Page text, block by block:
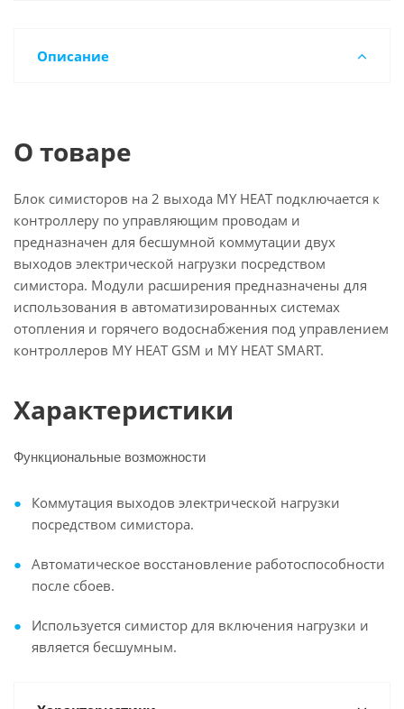
Описание
О товаре
Блок симисторов на 2 выхода MY HEAT подключается к
контроллеру по управляющим проводам и
предназначен для бесшумной коммутации двух
выходов электрической нагрузки посредством
симистора. Модули расширения предназначены для
использования в автоматизированных системах
отопления и горячего водоснабжения под управлением
контроллеров MY HEAT GSM и MY HEAT SMART.
Характеристики
Функциональные возможности
Коммутация выходов электрической нагрузки
посредством симистора.
Автоматическое восстановление работоспособности
после сбоев.
Используется симистор для включения нагрузки и
является бесшумным.